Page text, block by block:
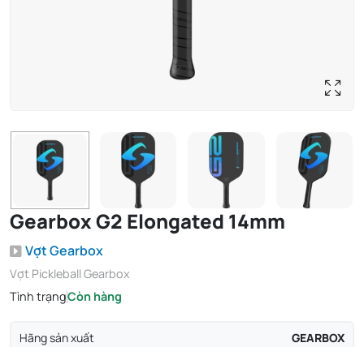
Gearbox G2 Elongated 14mm
Vợt Gearbox
Vợt Pickleball Gearbox
Tình trạngCòn hàng
Hãng sản xuất GEARBOX